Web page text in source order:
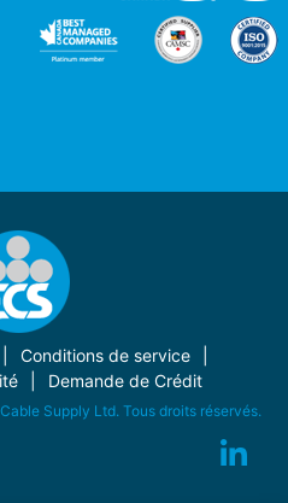
Conditions de service
Demande de Crédit
Supply Ltd. Tous droits réservés.